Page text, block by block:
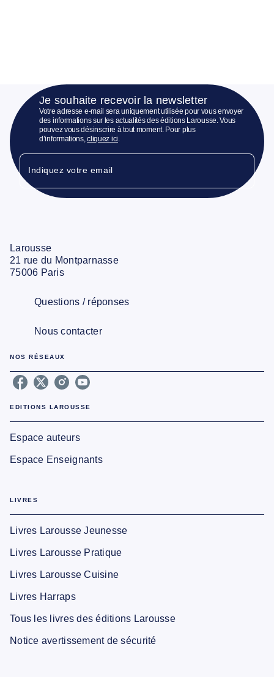
Je souhaite recevoir la newsletter
Votre adresse e-mail sera uniquement utilisée pour vous envoyer
des informations sur les actualités des éditions Larousse. Vous
pouvez vous désinscrire à tout moment. Pour plus
d’informations,cliquez ici
Indiquez votre email
Larousse
21 rue du Montparnasse
75006 Paris
Questions / réponses
Nous contacter
NOS RÉSEAUX
EDITIONS LAROUSSE
Espace auteurs
Espace Enseignants
LIVRES
Livres Larousse Jeunesse
Livres Larousse Pratique
Livres Larousse Cuisine
Livres Harraps
Tous les livres des éditions Larousse
Notice avertissement de sécurité